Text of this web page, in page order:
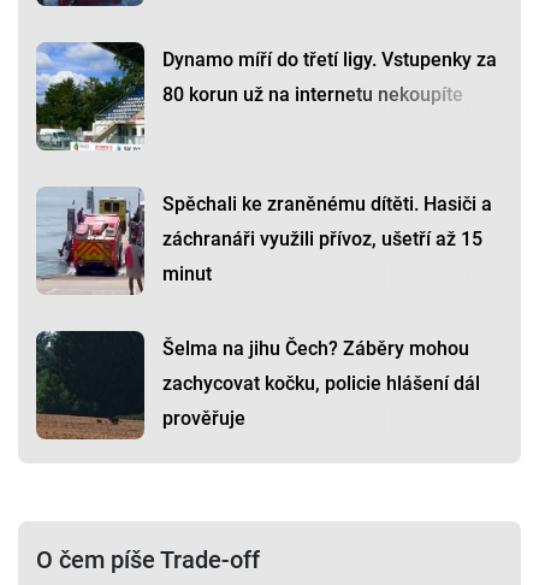
Dynamo míří do třetí ligy. Vstupenky za
80 korun už na internetu nekoupíte
Spěchali ke zraněnému dítěti. Hasiči a
záchranáři využili přívoz, ušetří až 15
minut
Šelma na jihu Čech? Záběry mohou
zachycovat kočku, policie hlášení dál
prověřuje
O čem píše Trade-off